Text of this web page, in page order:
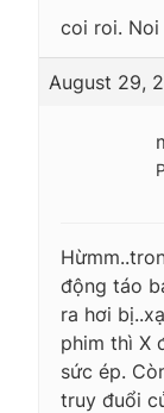
coi roi. Noi
August 29,
động táo
ra hơi
phim thì X
sức ép.
truy đuổi